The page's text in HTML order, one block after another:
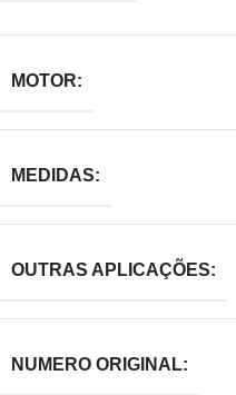
MOTOR:
MEDIDAS:
OUTRAS APLICAÇÕES:
NUMERO ORIGINAL: